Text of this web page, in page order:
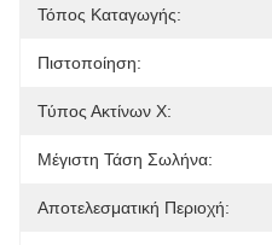
Τόπος Καταγωγής:
Πιστοποίηση:
Τύπος Ακτίνων Χ:
Μέγιστη Τάση Σωλήνα:
Αποτελεσματική Περιοχή: